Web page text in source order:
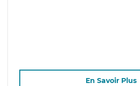
En Savoir Plus